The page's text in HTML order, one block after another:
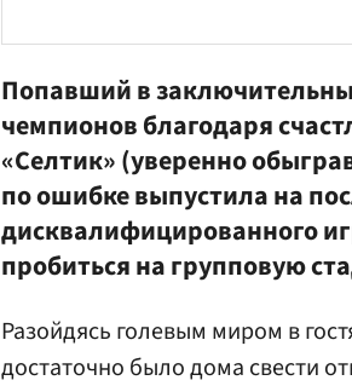
Попавший в
чемпионов благодаря
«Селтик» (уверенно
по ошибке выпустила на
дисквалифицированного
пробиться на групповую
Разойдясь голевым миром в
достаточно было дома свести